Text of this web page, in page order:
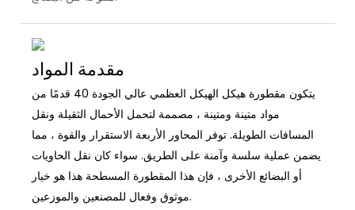
مقدمة المواد
يتكون مقطورة هيكل الهيكل العظمي عالي الجودة 40 قدمًا من
مواد متينة ومتينة ، مصممة لتحمل الأحمال الثقيلة ونقل
المسافات الطويلة. توفر المحاور الأربعة الاستقرار والقوة ، مما
يضمن عملية سلسة وآمنة على الطريق. سواء كان نقل الحاويات
أو البضائع الأخرى ، فإن هذا المقطورة المسطحة هذا هو خيار
موثوق وفعال للمصنعين والموزعين.